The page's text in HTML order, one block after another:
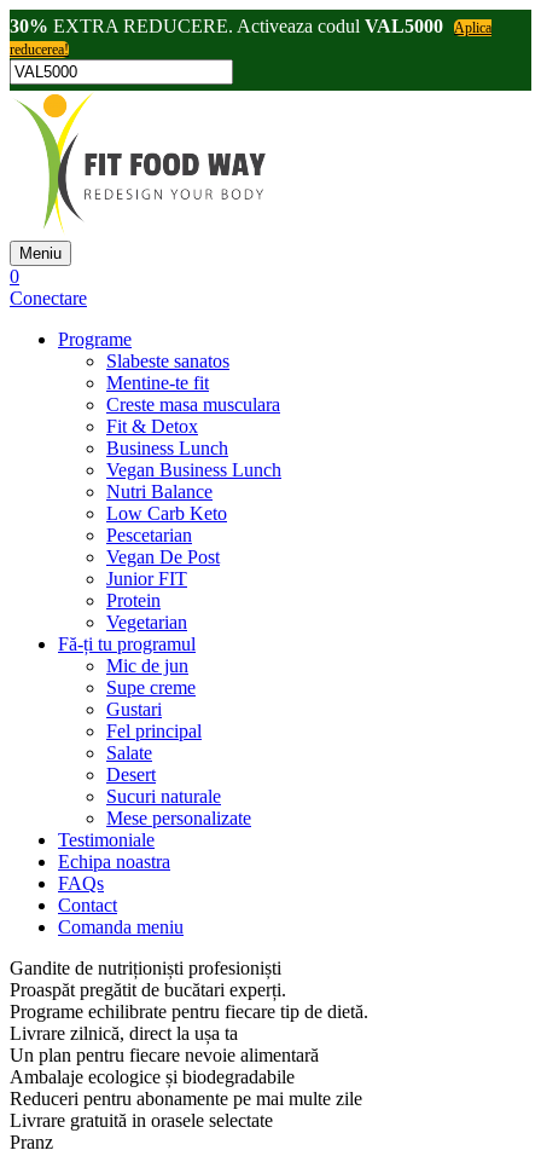
30% EXTRA REDUCERE. Activeaza codul VAL5000
Aplica
reducerea!
Meniu
0
Conectare
Programe
Slabeste sanatos
Mentine-te fit
Creste masa musculara
Fit & Detox
Business Lunch
Vegan Business Lunch
Nutri Balance
Low Carb Keto
Pescetarian
Vegan De Post
Junior FIT
Protein
Vegetarian
Fă-ți tu programul
Mic de jun
Supe creme
Gustari
Fel principal
Salate
Desert
Sucuri naturale
Mese personalizate
Testimoniale
Echipa noastra
FAQs
Contact
Comanda meniu
Gandite de nutriționiști profesioniști
Proaspăt pregătit de bucătari experți.
Programe echilibrate pentru fiecare tip de dietă.
Livrare zilnică, direct la ușa ta
Un plan pentru fiecare nevoie alimentară
Ambalaje ecologice și biodegradabile
Reduceri pentru abonamente pe mai multe zile
Livrare gratuită in orasele selectate
Pranz